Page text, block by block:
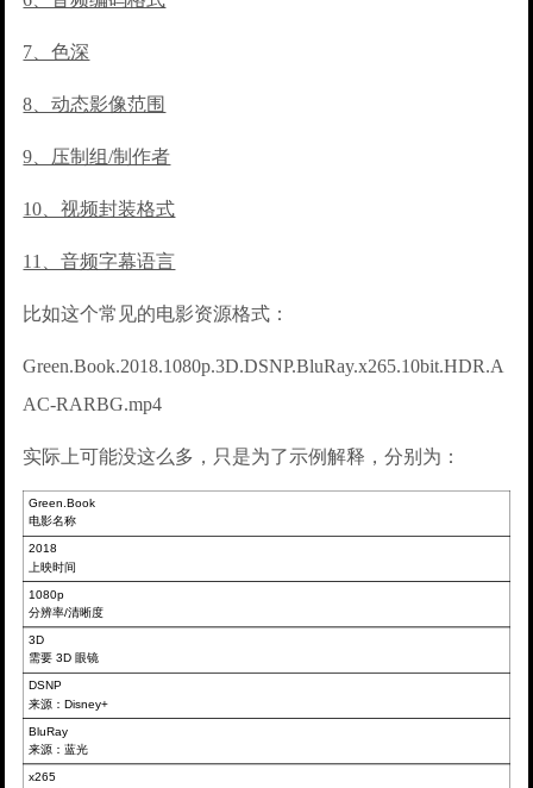
7、色深
8、动态影像范围
9、压制组/制作者
10、视频封装格式
11、音频字幕语言
比如这个常见的电影资源格式：
Green.Book.2018.1080p.3D.DSNP.BluRay.x265.10bit.HDR.A
AC-RARBG.mp4
实际上可能没这么多，只是为了示例解释，分别为：